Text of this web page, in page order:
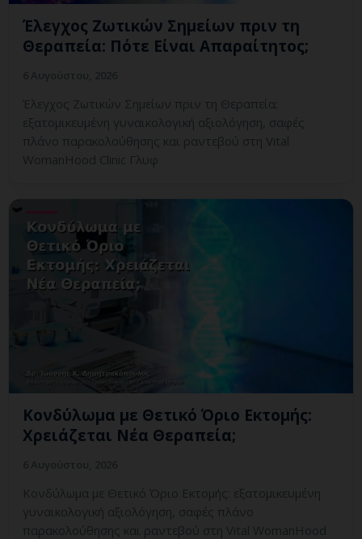
Έλεγχος Ζωτικών Σημείων πριν τη
Θεραπεία: Πότε Είναι Απαραίτητος;
Έλεγχος Ζωτικών Σημείων πριν τη Θεραπεία:
εξατομικευμένη γυναικολογική αξιολόγηση, σαφές
πλάνο παρακολούθησης και ραντεβού στη Vital
WomanHood Clinic Γλυφ
Κονδύλωμα με Θετικό Όριο Εκτομής:
Χρειάζεται Νέα Θεραπεία;
Κονδύλωμα με Θετικό Όριο Εκτομής: εξατομικευμένη
γυναικολογική αξιολόγηση, σαφές πλάνο
παρακολούθησης και ραντεβού στη Vital WomanHood